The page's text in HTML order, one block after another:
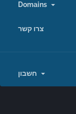
Domains
צרו קשר